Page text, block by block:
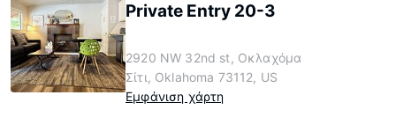
Private Entry 20-3
2920 NW 32nd st, Οκλαχόμα
Σίτι, Oklahoma 73112, US
Εμφάνιση χάρτη